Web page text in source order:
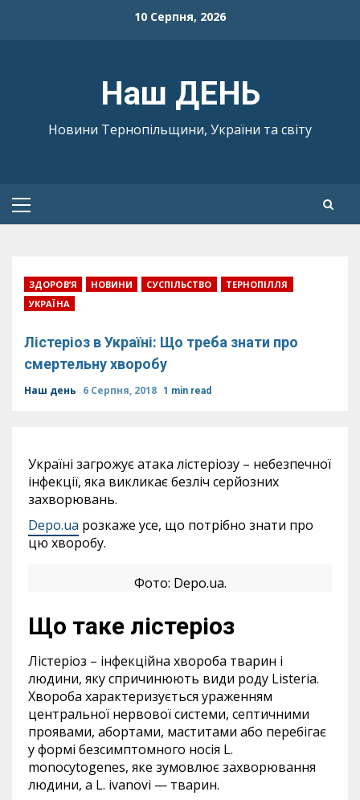
10 Серпня, 2026
Наш ДЕНЬ
Новини Тернопільщини, України та світу
Primary
ЗДОРОВ’Я НОВИНИ СУСПІЛЬСТВО
ТЕРНОПІЛЛЯ
УКРАЇНА
Лістеріоз в Україні: Що треба знати про
смертельну хворобу
Наш день 6 Серпня, 2018 1 min read
Україні загрожує атака лістеріозу – небезпечної
інфекції, яка викликає безліч серйозних
захворювань.
Depo.ua розкаже усе, що потрібно знати про
цю хворобу.
Фото: Depo.ua.
Що таке лістеріоз
Лістеріоз – інфекційна хвороба тварин і
людини, яку спричинюють види роду Listeria.
Хвороба характеризується ураженням
центральної нервової системи, септичними
проявами, абортами, маститами або перебігає
у формі безсимптомного носія L.
monocytogenes, яке зумовлює захворювання
людини, а L. ivanovi — тварин.